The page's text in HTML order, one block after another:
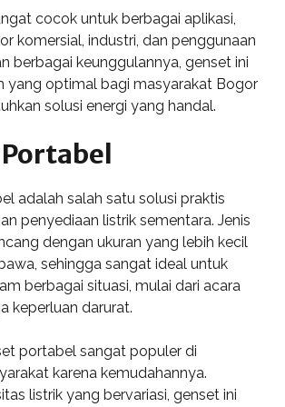
cocok untuk berbagai aplikasi,
komersial, industri, dan penggunaan
berbagai keunggulannya, genset ini
yang optimal bagi masyarakat Bogor
solusi energi yang handal.
adalah salah satu solusi praktis
penyediaan listrik sementara. Jenis
dengan ukuran yang lebih kecil
sehingga sangat ideal untuk
berbagai situasi, mulai dari acara
keperluan darurat.
portabel sangat populer di
karena kemudahannya.
listrik yang bervariasi, genset ini